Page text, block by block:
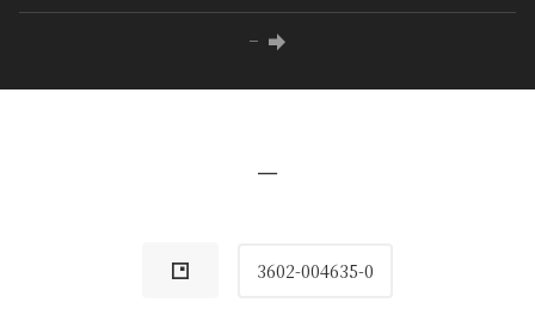
−
−
3602-004635-0